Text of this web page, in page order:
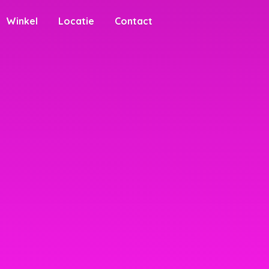
Winkel Locatie Contact